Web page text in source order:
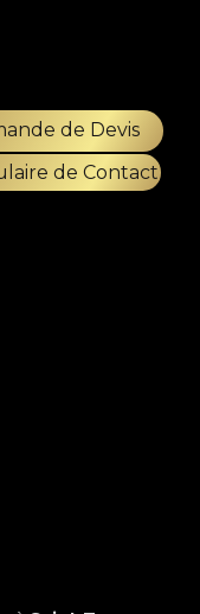
de Devis
de Contact